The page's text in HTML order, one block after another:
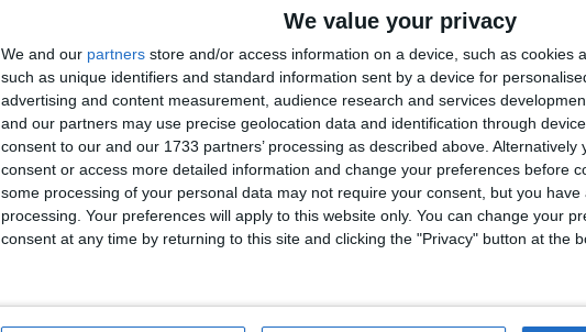
We value your privacy
We and our partners store and/or access information on a device, such as cookies
such as unique identifiers and standard information sent by a device for
advertising and content measurement, audience research and services
and our partners may use precise geolocation data and identification through
consent to our and our 1733 partners’ processing as described above. Alternatively
consent or access more detailed information and change your preferences before
some processing of your personal data may not require your consent, but you have
processing. Your preferences will apply to this website only. You can change your
consent at any time by returning to this site and clicking the "Privacy" button at the
di